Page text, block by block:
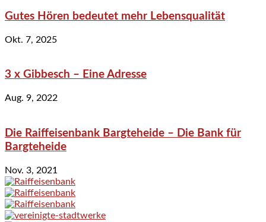
Gutes Hören bedeutet mehr Lebensqualität
Okt. 7, 2025
3 x Gibbesch – Eine Adresse
Aug. 9, 2022
Die Raiffeisenbank Bargteheide – Die Bank für
Bargteheide
Nov. 3, 2021